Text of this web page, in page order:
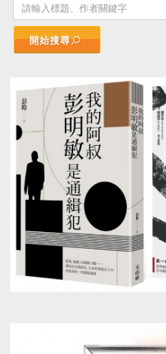
開始搜尋